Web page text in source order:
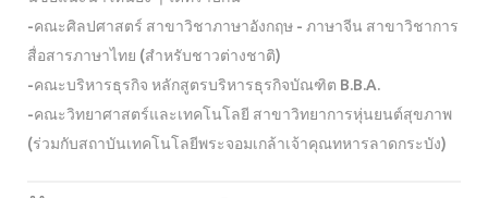
-คณะศิลปศาสตร์ สาขาวิชาภาษาอังกฤษ - ภาษาจีน สาขาวิชาการ
สื่อสารภาษาไทย (สำหรับชาวต่างชาติ)
-คณะบริหารธุรกิจ หลักสูตรบริหารธุรกิจบัณฑิต B.B.A.
-คณะวิทยาศาสตร์และเทคโนโลยี สาขาวิทยาการหุ่นยนต์สุขภาพ
(ร่วมกับสถาบันเทคโนโลยีพระจอมเกล้าเจ้าคุณทหารลาดกระบัง)